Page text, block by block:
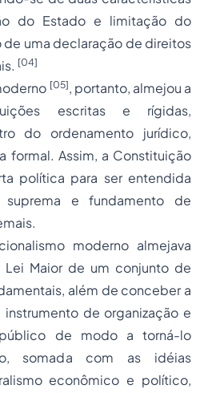
do Estado e limitação do
uma declaração de direitos
. [04]
[05], portanto, almejou a
escritas e rígidas,
do ordenamento jurídico,
formal. Assim, a Constituição
política para ser entendida
e fundamento de
moderno almejava
Lei Maior de um conjunto de
além de conceber a
de organização e
de modo a torná-lo
somada com as idéias
econômico e político,